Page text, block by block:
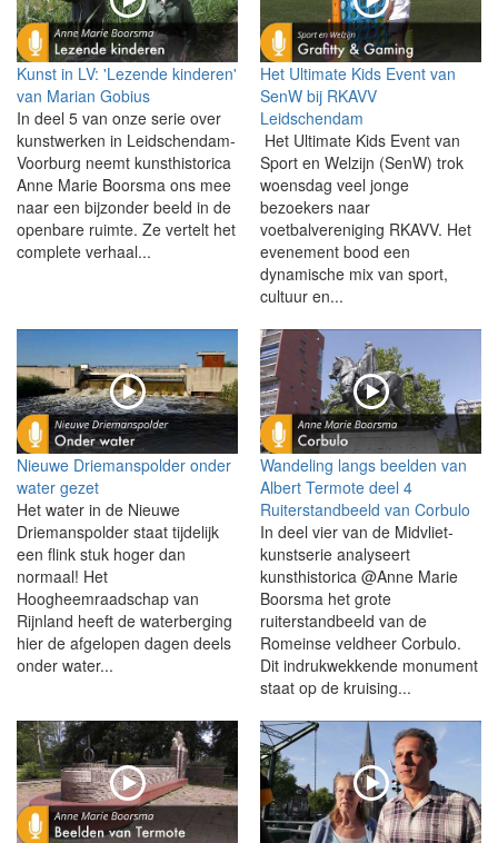
Kunst in LV: 'Lezende kinderen'
van Marian Gobius
In deel 5 van onze serie over
kunstwerken in Leidschendam-
Voorburg neemt kunsthistorica
Anne Marie Boorsma ons mee
naar een bijzonder beeld in de
openbare ruimte. Ze vertelt het
complete verhaal...
Het Ultimate Kids Event van
SenW bij RKAVV
Leidschendam
Het Ultimate Kids Event van
Sport en Welzijn (SenW) trok
woensdag veel jonge
bezoekers naar
voetbalvereniging RKAVV. Het
evenement bood een
dynamische mix van sport,
cultuur en...
Nieuwe Driemanspolder onder
water gezet
Het water in de Nieuwe
Driemanspolder staat tijdelijk
een flink stuk hoger dan
normaal! Het
Hoogheemraadschap van
Rijnland heeft de waterberging
hier de afgelopen dagen deels
onder water...
Wandeling langs beelden van
Albert Termote deel 4
Ruiterstandbeeld van Corbulo
In deel vier van de Midvliet-
kunstserie analyseert
kunsthistorica @Anne Marie
Boorsma het grote
ruiterstandbeeld van de
Romeinse veldheer Corbulo.
Dit indrukwekkende monument
staat op de kruising...